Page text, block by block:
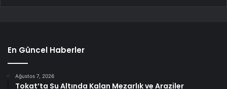
En Güncel Haberler
Ağustos 7, 2026
Tokat’ta Su Altında Kalan Mezarlık ve Araziler